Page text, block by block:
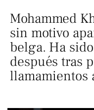
Mohammed
sin motivo
belga. Ha
después tras
llamamientos